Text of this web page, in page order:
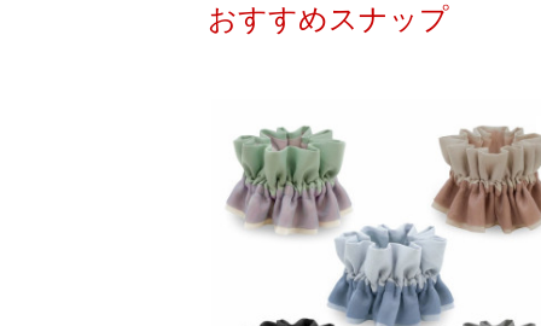
おすすめスナップ